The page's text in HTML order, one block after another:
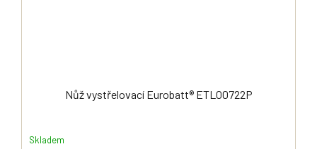
Nůž vystřelovací Eurobatt® ETL00722P
Skladem